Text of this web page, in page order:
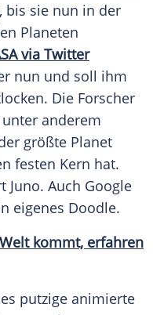
bis sie nun in der
Planeten
via Twitter
nun und soll ihm
Die Forscher
unter anderem
größte Planet
festen Kern hat.
Juno. Auch Google
eigenes Doodle.
kommt, erfahren
putzige animierte